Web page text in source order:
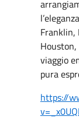
Franklin,
viaggio
pura
https://